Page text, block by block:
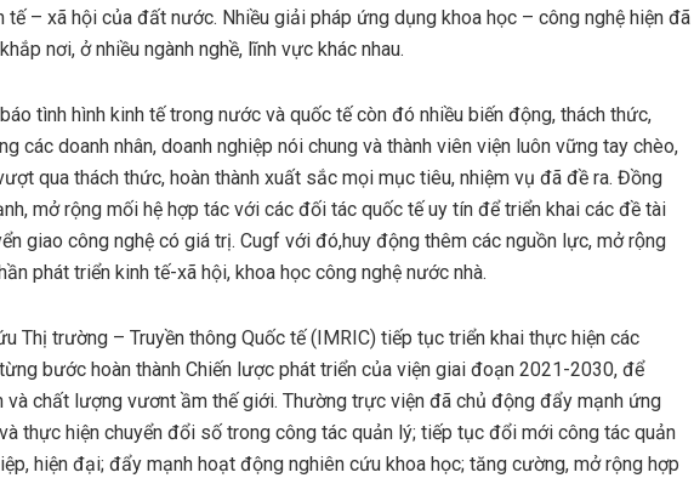
– xã hội của đất nước. Nhiều giải pháp ứng dụng khoa học – công nghệ hiện đã
nơi, ở nhiều ngành nghề, lĩnh vực khác nhau.
tình hình kinh tế trong nước và quốc tế còn đó nhiều biến động, thách thức,
các doanh nhân, doanh nghiệp nói chung và thành viên viện luôn vững tay chèo,
qua thách thức, hoàn thành xuất sắc mọi mục tiêu, nhiệm vụ đã đề ra. Đồng
mở rộng mối hệ hợp tác với các đối tác quốc tế uy tín để triển khai các đề tài
giao công nghệ có giá trị. Cugf với đó,huy động thêm các nguồn lực, mở rộng
phát triển kinh tế-xã hội, khoa học công nghệ nước nhà.
Thị trường – Truyền thông Quốc tế (IMRIC) tiếp tục triển khai thực hiện các
bước hoàn thành Chiến lược phát triển của viện giai đoạn 2021-2030, để
và chất lượng vươnt ầm thế giới. Thường trực viện đã chủ động đẩy mạnh ứng
thực hiện chuyển đổi số trong công tác quản lý; tiếp tục đổi mới công tác quản
hiện đại; đẩy mạnh hoạt động nghiên cứu khoa học; tăng cường, mở rộng hợp